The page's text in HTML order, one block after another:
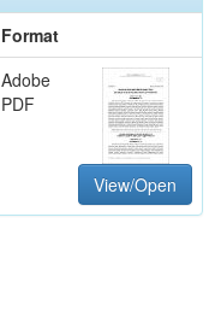
Format
Adobe
PDF
View/Open